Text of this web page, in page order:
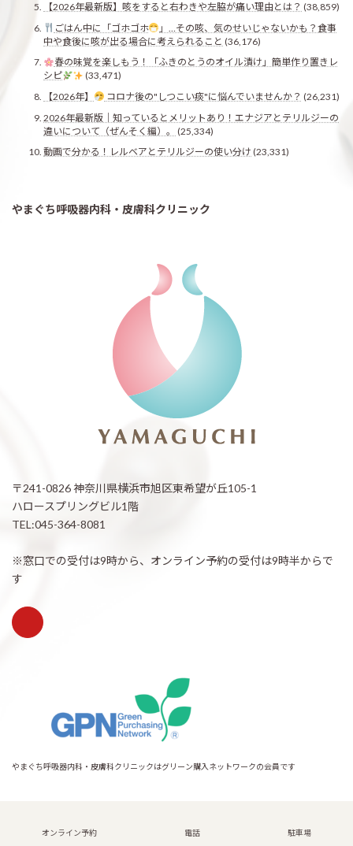
【2026年最新版】咳をすると右わきや左脇が痛い理由とは？ (38,859)
ごはん中に「ゴホゴホ
」…その咳、気のせいじゃないかも？食事
中や食後に咳が出る場合に考えられること (36,176)
春の味覚を楽しもう！「ふきのとうのオイル漬け」簡単作り置きレ
シピ
(33,471)
【2026年】
コロナ後の"しつこい痰"に悩んでいませんか？ (26,231)
2026年最新版｜知っているとメリットあり！エナジアとテリルジーの
違いについて（ぜんそく編）。
(25,334)
動画で分かる！レルベアとテリルジーの使い分け (23,331)
やまぐち呼吸器内科・皮膚科クリニック
〒241-0826 神奈川県横浜市旭区東希望が丘105-1
ハロースプリングビル1階
TEL:045-364-8081
※窓口での受付は9時から、オンライン予約の受付は9時半からで
す
やまぐち呼吸器内科・皮膚科クリニックはグリーン購入ネットワークの会員です
オンライン予約 電話 駐車場